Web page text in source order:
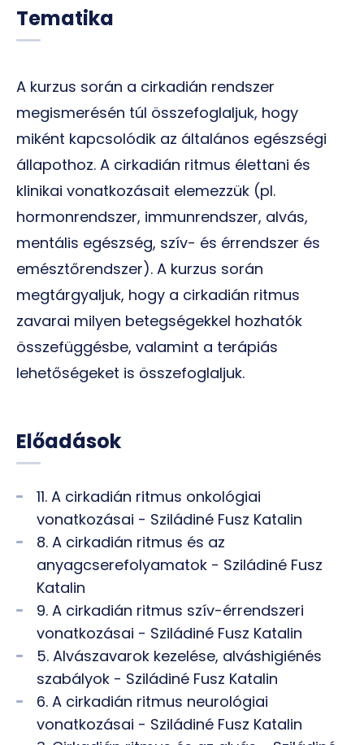
Tematika
A kurzus során a cirkadián rendszer
megismerésén túl összefoglaljuk, hogy
miként kapcsolódik az általános egészségi
állapothoz. A cirkadián ritmus élettani és
klinikai vonatkozásait elemezzük (pl.
hormonrendszer, immunrendszer, alvás,
mentális egészség, szív- és érrendszer és
emésztőrendszer). A kurzus során
megtárgyaljuk, hogy a cirkadián ritmus
zavarai milyen betegségekkel hozhatók
összefüggésbe, valamint a terápiás
lehetőségeket is összefoglaljuk.
Előadások
11. A cirkadián ritmus onkológiai
vonatkozásai - Sziládiné Fusz Katalin
8. A cirkadián ritmus és az
anyagcserefolyamatok - Sziládiné Fusz
Katalin
9. A cirkadián ritmus szív-érrendszeri
vonatkozásai - Sziládiné Fusz Katalin
5. Alvászavarok kezelése, alváshigiénés
szabályok - Sziládiné Fusz Katalin
6. A cirkadián ritmus neurológiai
vonatkozásai - Sziládiné Fusz Katalin